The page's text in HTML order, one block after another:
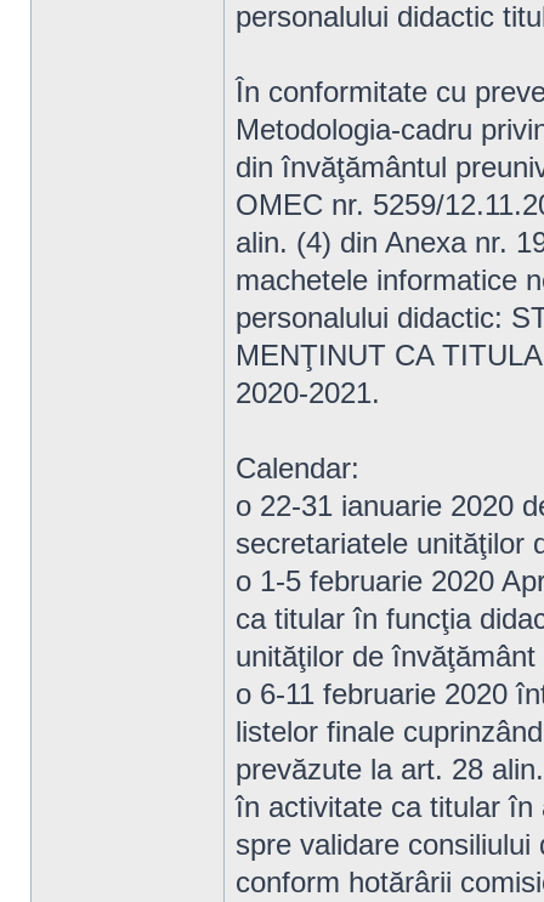
personalului didactic
În conformitate cu
Metodologia-cadru
din învăţământul
OMEC nr. 5259/
alin. (4) din Anexa nr.
machetele informatice
personalului didactic:
MENŢINUT CA
2020-2021.
Calendar:
o 22-31 ianuarie 2020
secretariatele unităţilor
o 1-5 februarie 2020
ca titular în funcţia
unităţilor de învăţământ
o 6-11 februarie 2020
listelor finale
prevăzute la art. 28
în activitate ca titular în
spre validare
conform hotărârii